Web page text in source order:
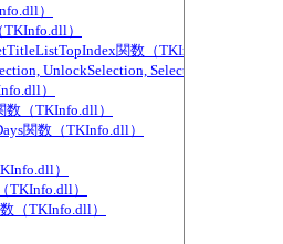
）
）
関数（TKInfo.dll）
UnlockSelection, SelectedMailCount
）
数（TKInfo.dll）
関数（TKInfo.dll）
）
TKInfo.dll）
（TKInfo.dll）